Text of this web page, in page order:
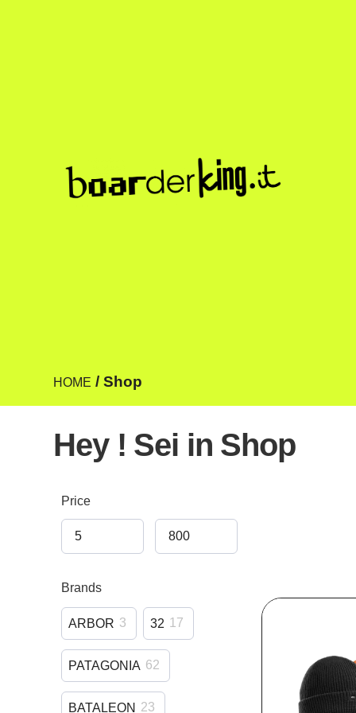
HOME / Shop
Hey ! Sei in Shop
Price
Brands
ARBOR 3 32 17
PATAGONIA 62
BATALEON 23